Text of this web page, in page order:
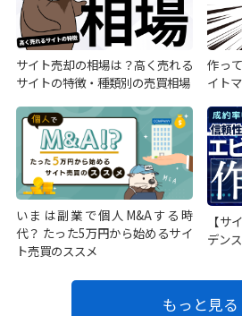
サイト売却の相場は？高く売れる
サイトの特徴・種類別の売買相場
作っ
イト
いまは副業で個人M&Aする時
代？ たった5万円から始めるサイ
ト売買のススメ
【サ
デン
もっと見る